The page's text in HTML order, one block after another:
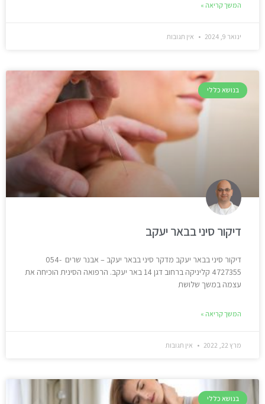
המשך קריאה »
ינואר 9, 2024 אין תגובות
בנושא כללי
דיקור סיני בבאר יעקב
דיקור סיני בבאר יעקב מדקר סיני בבאר יעקב – אבנר שרים 054-
4727355 קליניקה ברחוב דגן 14 באר יעקב. הרפואה הסינית הוכיחה את
עצמה במשך שלושת
המשך קריאה »
מרץ 22, 2022 אין תגובות
בנושא כללי